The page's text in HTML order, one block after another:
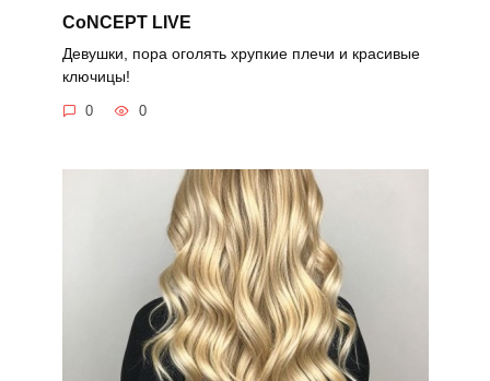
CoNCEPT LIVE
Девушки, пора оголять хрупкие плечи и красивые
ключицы!
0 0